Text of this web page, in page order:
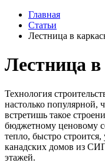
Главная
Статьи
Лестница в
Лестница
Технология
настолько популярной,
встретишь такое
бюджетному ценовому
тепло, быстро
канадских домов из
этажей.